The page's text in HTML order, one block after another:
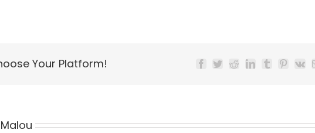
Your Platform! Facebook
TwitterRedditLinkedIn
TumblrPinterest
Vk
Malou